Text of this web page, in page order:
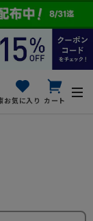
お気に入り カート